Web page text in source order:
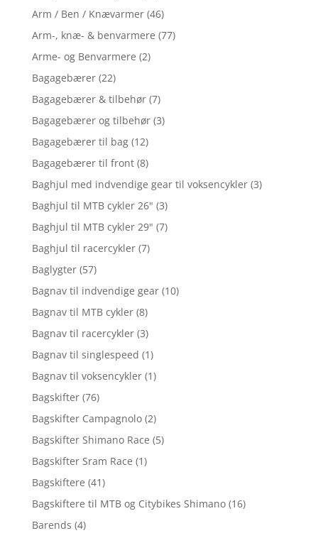
Arm / Ben / Knævarmer (46)
Arm-, knæ- & benvarmere (77)
Arme- og Benvarmere (2)
Bagagebærer (22)
Bagagebærer & tilbehør (7)
Bagagebærer og tilbehør (3)
Bagagebærer til bag (12)
Bagagebærer til front (8)
Baghjul med indvendige gear til voksencykler (3)
Baghjul til MTB cykler 26" (3)
Baghjul til MTB cykler 29" (7)
Baghjul til racercykler (7)
Baglygter (57)
Bagnav til indvendige gear (10)
Bagnav til MTB cykler (8)
Bagnav til racercykler (3)
Bagnav til singlespeed (1)
Bagnav til voksencykler (1)
Bagskifter (76)
Bagskifter Campagnolo (2)
Bagskifter Shimano Race (5)
Bagskifter Sram Race (1)
Bagskiftere (41)
Bagskiftere til MTB og Citybikes Shimano (16)
Barends (4)